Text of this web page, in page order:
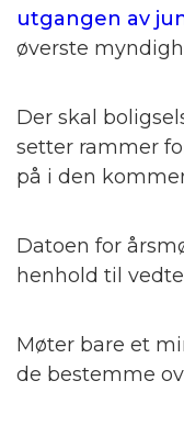
utgangen av
øverste
Der skal
setter rammer
på i den
Datoen for
henhold til
Møter bare et
de bestemme